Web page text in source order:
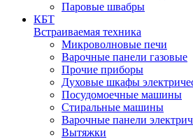
Паровые швабры
КБТ
Встраиваемая техника
Микроволновые печи
Варочные панели газовые
Прочие приборы
Духовые шкафы
Посудомоечные машины
Стиральные машины
Варочные панели
Вытяжки